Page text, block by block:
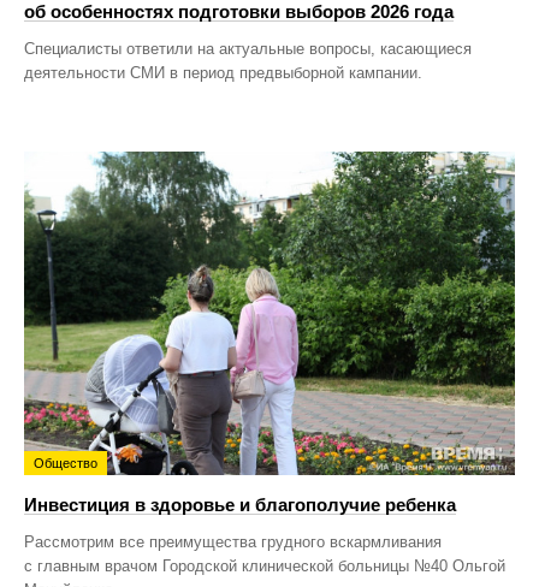
об особенностях подготовки выборов 2026 года
Специалисты ответили на актуальные вопросы, касающиеся
деятельности СМИ в период предвыборной кампании.
Общество
Инвестиция в здоровье и благополучие ребенка
Рассмотрим все преимущества грудного вскармливания
с главным врачом Городской клинической больницы №40 Ольгой